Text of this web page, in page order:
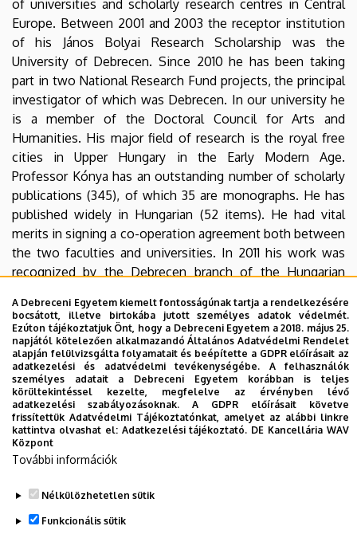
of universities and scholarly research centres in Central
Europe. Between 2001 and 2003 the receptor institution
of his János Bolyai Research Scholarship was the
University of Debrecen. Since 2010 he has been taking
part in two National Research Fund projects, the principal
investigator of which was Debrecen. In our university he
is a member of the Doctoral Council for Arts and
Humanities. His major field of research is the royal free
cities in Upper Hungary in the Early Modern Age.
Professor Kónya has an outstanding number of scholarly
publications (345), of which 35 are monographs. He has
published widely in Hungarian (52 items). He had vital
merits in signing a co-operation agreement both between
the two faculties and universities. In 2011 his work was
recognized by the Debrecen branch of the Hungarian
Cooperatione prize.
Péter Kónya has deserved the Doctor Honoris Causa title
from the Senate of our University upon his results in the
history of Upper Hungarian royal free cities as well as the
continuous co-operation of over two decades of the two
institutions.
Legutóbb frissítve: 2021. 07. 28. 11:21
A Debreceni Egyetem kiemelt fontosságúnak tartja a rendelkezésére
bocsátott, illetve birtokába jutott személyes adatok védelmét.
Ezúton tájékoztatjuk Önt, hogy a Debreceni Egyetem a 2018. május 25.
napjától kötelezően alkalmazandó Általános Adatvédelmi Rendelet
alapján felülvizsgálta folyamatait és beépítette a GDPR előírásait az
adatkezelési és adatvédelmi tevékenységébe. A felhasználók
személyes adatait a Debreceni Egyetem korábban is teljes
körültekintéssel kezelte, megfelelve az érvényben lévő
adatkezelési szabályozásoknak. A GDPR előírásait követve
frissítettük Adatvédelmi Tájékoztatónkat, amelyet az alábbi linkre
kattintva olvashat el: Adatkezelési tájékoztató. DE Kancellária WAV
Központ
További információk
Nélkülözhetetlen sütik
Funkcionális sütik